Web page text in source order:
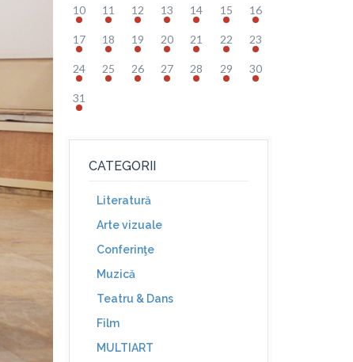
10 11 12 13 14 15 16
17 18 19 20 21 22 23
24 25 26 27 28 29 30
31
CATEGORII
Literatură
Arte vizuale
Conferinţe
Muzică
Teatru & Dans
Film
MULTIART